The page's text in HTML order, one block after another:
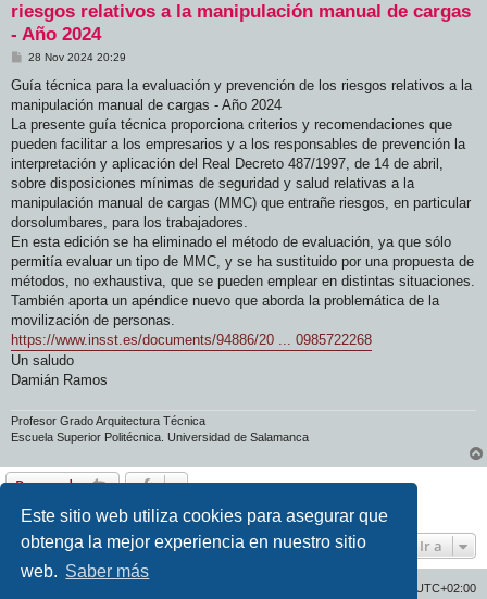
Este sitio web utiliza cookies para asegurar que
obtenga la mejor experiencia en nuestro sitio
web. Saber más
riesgos relativos a la manipulación manual de cargas
- Año 2024
M
n
a
j
28 Nov 2024 20:29
Guía técnica para la evaluación y prevención de los riesgos relativos a la
manipulación manual de cargas - Año 2024
La presente guía técnica proporciona criterios y recomendaciones que
pueden facilitar a los empresarios y a los responsables de prevención la
interpretación y aplicación del Real Decreto 487/1997, de 14 de abril,
sobre disposiciones mínimas de seguridad y salud relativas a la
manipulación manual de cargas (MMC) que entrañe riesgos, en particular
dorsolumbares, para los trabajadores.
En esta edición se ha eliminado el método de evaluación, ya que sólo
permitía evaluar un tipo de MMC, y se ha sustituido por una propuesta de
métodos, no exhaustiva, que se pueden emplear en distintas situaciones.
También aporta un apéndice nuevo que aborda la problemática de la
movilización de personas.
https://www.insst.es/documents/94886/20 ... 0985722268
Un saludo
Damián Ramos
Profesor Grado Arquitectura Técnica
Escuela Superior Politécnica. Universidad de Salamanca
Responder
1 mensaje • Página de 1
Ir a
UTC+02:00